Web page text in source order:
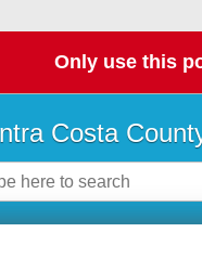
Only use this
Costa